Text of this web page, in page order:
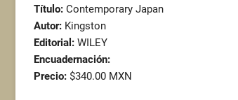
Título: Contemporary Japan
Autor: Kingston
Editorial: WILEY
Encuadernación:
Precio: $340.00 MXN